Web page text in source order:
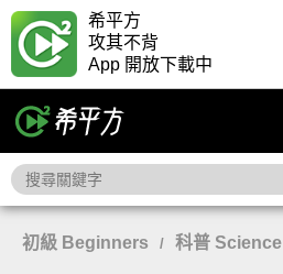
希平方
攻其不背
App 開放下載中
初級 Beginners / 科普 Science